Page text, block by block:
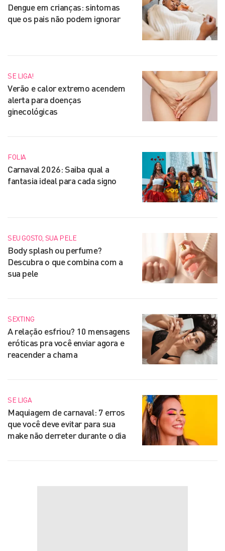
Dengue em crianças: sintomas
que os pais não podem ignorar
SE LIGA!
Verão e calor extremo acendem
alerta para doenças
ginecológicas
FOLIA
Carnaval 2026: Saiba qual a
fantasia ideal para cada signo
SEU GOSTO, SUA PELE
Body splash ou perfume?
Descubra o que combina com a
sua pele
SEXTING
A relação esfriou? 10 mensagens
eróticas pra você enviar agora e
reacender a chama
SE LIGA
Maquiagem de carnaval: 7 erros
que você deve evitar para sua
make não derreter durante o dia